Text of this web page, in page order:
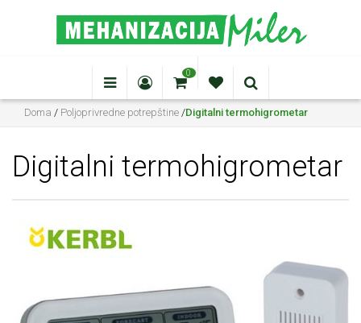
0
Doma / Poljoprivredne potrepštine /Digitalni termohigrometar
Digitalni termohigrometar